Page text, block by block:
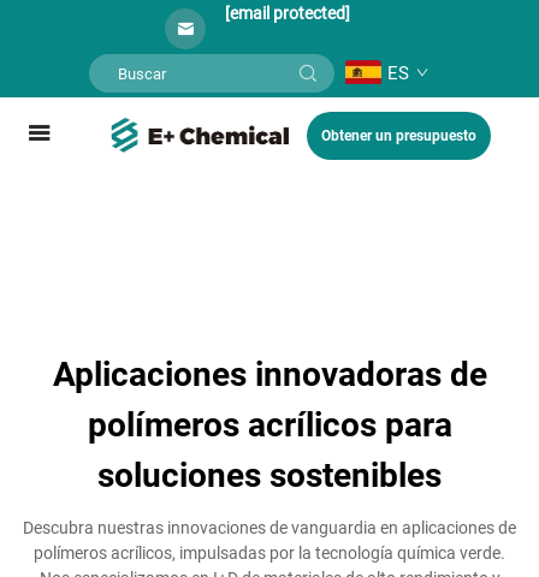
[email protected]
ES
Obtener un presupuesto
Aplicaciones innovadoras de
polímeros acrílicos para
soluciones sostenibles
Descubra nuestras innovaciones de vanguardia en aplicaciones de
polímeros acrílicos, impulsadas por la tecnología química verde.